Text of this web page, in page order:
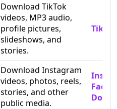
Download TikTok
videos, MP3 audio,
profile pictures,
slideshows, and
stories.
Download Instagram
videos, photos, reels,
stories, and other
public media.